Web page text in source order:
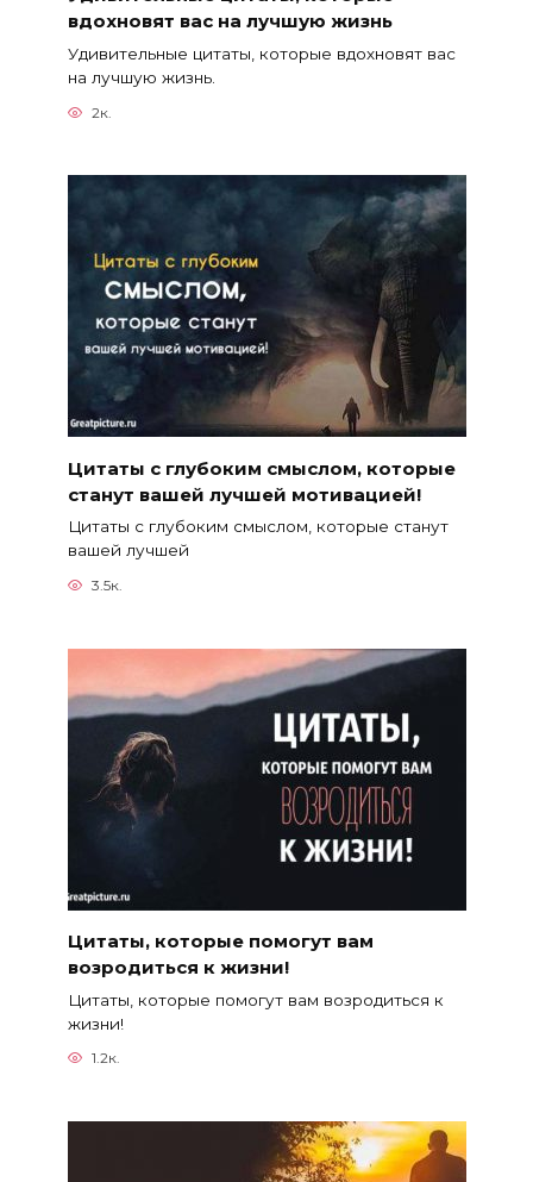
вдохновят вас на лучшую жизнь
Удивительные цитаты, которые вдохновят вас
на лучшую жизнь.
2к.
Цитаты с глубоким смыслом, которые
станут вашей лучшей мотивацией!
Цитаты с глубоким смыслом, которые станут
вашей лучшей
3.5к.
Цитаты, которые помогут вам
возродиться к жизни!
Цитаты, которые помогут вам возродиться к
жизни!
1.2к.